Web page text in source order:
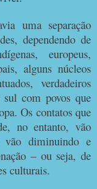
uma separação
dependendo de
europeus,
alguns núcleos
verdadeiros
com povos que
Os contatos que
no entanto, vão
vão diminuindo e
– ou seja, de
culturais.